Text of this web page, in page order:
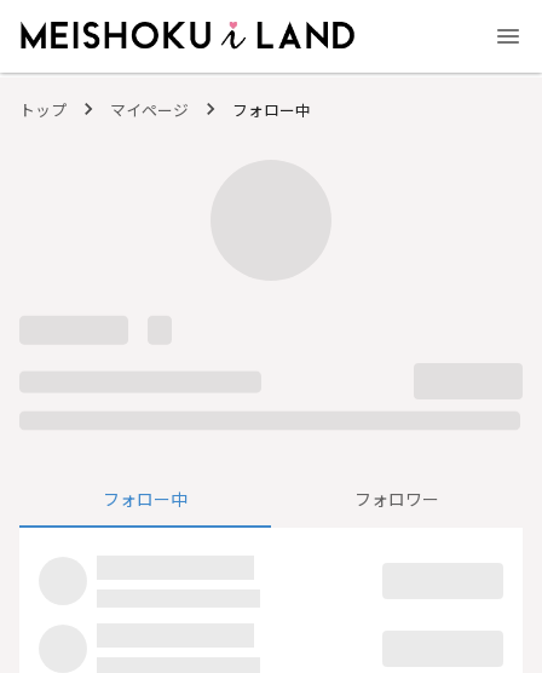
トップ マイページ フォロー中
フォロー中 フォロワー